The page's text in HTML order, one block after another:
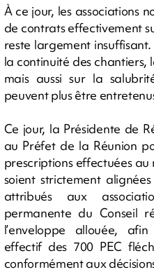
À ce jour, les associations
de contrats effectivement
reste largement
la continuité des chantiers,
mais aussi sur la
peuvent plus être
Ce jour, la Présidente de
au Préfet de la Réunion
prescriptions effectuées
soient strictement
attribués aux
permanente du Conseil
l’enveloppe allouée,
effectif des 700 PEC
conformément aux